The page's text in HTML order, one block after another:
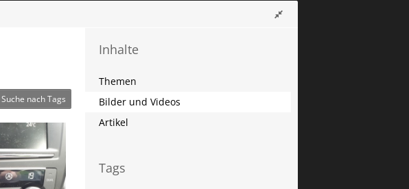
Suche nach Tags
Inhalte
Themen
Bilder und Videos
Artikel
Tags